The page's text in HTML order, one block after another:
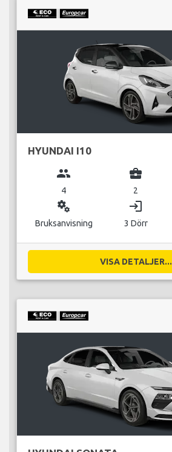
HYUNDAI I10
group
4
business_center
2
miscellaneous_services
Bruksanvisning
login
3 Dörr
VISA DETALJER...